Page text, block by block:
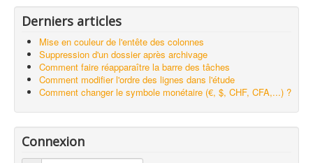
Derniers articles
Mise en couleur de l'entête des colonnes
Suppression d'un dossier après archivage
Comment faire réapparaître la barre des tâches
Comment modifier l'ordre des lignes dans l'étude
Comment changer le symbole monétaire (€, $, CHF, CFA,...) ?
Connexion